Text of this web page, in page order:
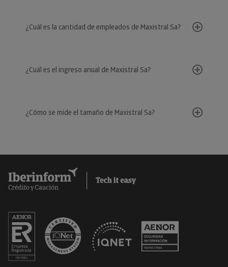
¿Cuál es la cantidad de empleados de Maxistral Sa?
¿Cuál es el ingreso anual de Maxistral Sa?
¿Cómo se mide el tamaño de Maxistral Sa?